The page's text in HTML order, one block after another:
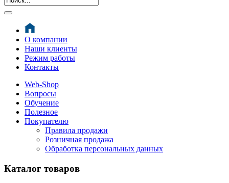
О компании
Наши клиенты
Режим работы
Контакты
Web-Shop
Вопросы
Обучение
Полезное
Покупателю
Правила продажи
Розничная продажа
Обработка персональных данных
Каталог товаров